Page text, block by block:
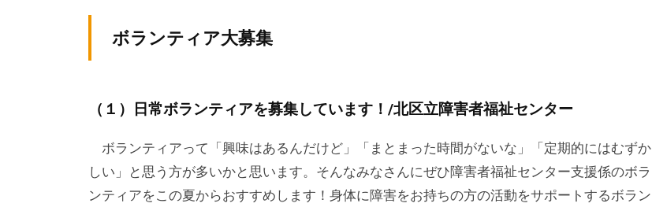
テ
ら
ざ
テ
ア
ら
は
、
p
d
i
n
ボランティア大募集
（１）日常ボランティアを募集しています！/北区立障害者福祉センター
ボランティアって「興味はあるんだけど」「まとまった時間がないな」「定期的にはむずか
しい」と思う方が多いかと思います。そんなみなさんにぜひ障害者福祉センター支援係のボラ
ンティアをこの夏からおすすめします！身体に障害をお持ちの方の活動をサポートするボラン